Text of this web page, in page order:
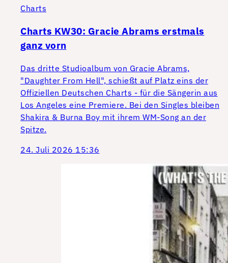
Charts
Charts KW30: Gracie Abrams erstmals
ganz vorn
Das dritte Studioalbum von Gracie Abrams,
"Daughter From Hell", schießt auf Platz eins der
Offiziellen Deutschen Charts - für die Sängerin aus
Los Angeles eine Premiere. Bei den Singles bleiben
Shakira & Burna Boy mit ihrem WM-Song an der
Spitze.
24. Juli 2026 15:36